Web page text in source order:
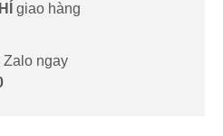
giao hàng
Zalo ngay